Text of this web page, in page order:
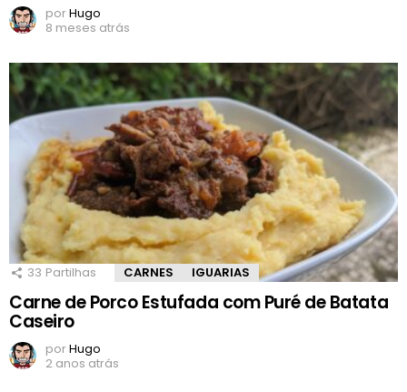
porHugo
8 meses atrás
33 Partilhas CARNES IGUARIAS
Carne de Porco Estufada com Puré de Batata
Caseiro
porHugo
2 anos atrás